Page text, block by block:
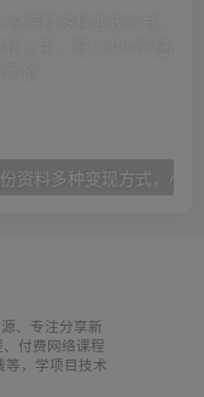
、专注分享新
付费网络课程
等，学项目技术